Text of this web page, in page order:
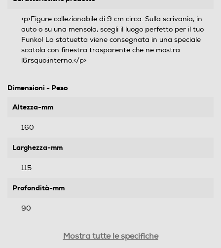
<p>Figure collezionabile di 9 cm circa. Sulla scrivania, in
auto o su una mensola, scegli il luogo perfetto per il tuo
Funko! La statuetta viene consegnata in una speciale
scatola con finestra trasparente che ne mostra
l&rsquo;interno.</p>
Dimensioni - Peso
Altezza-mm
160
Larghezza-mm
115
Profondità-mm
90
Mostra tutte le specifiche